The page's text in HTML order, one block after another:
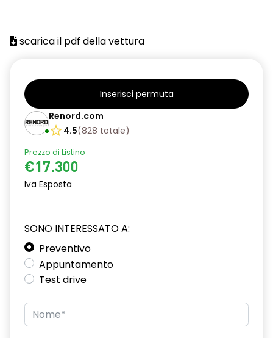
scarica il pdf della vettura
Inserisci permuta
Renord.com
4.5(828 totale)
Prezzo di Listino
€17.300
Iva Esposta
SONO INTERESSATO A:
Preventivo
Appuntamento
Test drive